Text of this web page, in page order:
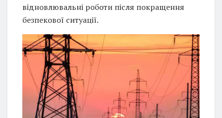
відновлювальні роботи після покращення
безпекової ситуації.